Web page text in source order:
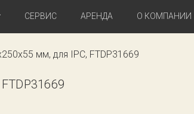
СЕРВИС АРЕНДА О КОМПАНИИ
мм, для IPC, FTDP31669